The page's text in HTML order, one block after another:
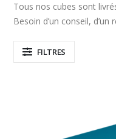
Tous nos cubes sont
Besoin d’un conseil,
FILTRES